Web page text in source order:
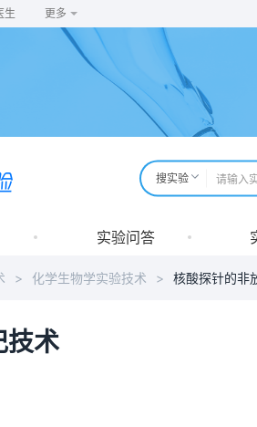
生 更多
搜实验
实验问答
> 化学生物学实验技术 > 核酸探针的非
技术